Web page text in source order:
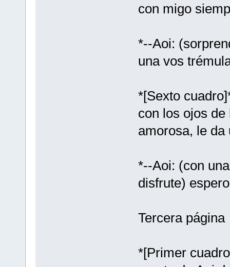
con migo
*--Aoi:
una vos
*[Sexto
con los ojos
amorosa, le da
*--Aoi: (con
disfrute)
Tercera página
*[Primer